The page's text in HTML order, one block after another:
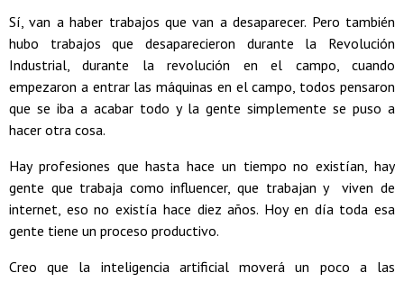
Sí, van a haber trabajos que van a desaparecer. Pero también
hubo trabajos que desaparecieron durante la Revolución
Industrial, durante la revolución en el campo, cuando
empezaron a entrar las máquinas en el campo, todos pensaron
que se iba a acabar todo y la gente simplemente se puso a
hacer otra cosa.
Hay profesiones que hasta hace un tiempo no existían, hay
gente que trabaja como influencer, que trabajan y viven de
internet, eso no existía hace diez años. Hoy en día toda esa
gente tiene un proceso productivo.
Creo que la inteligencia artificial moverá un poco a las